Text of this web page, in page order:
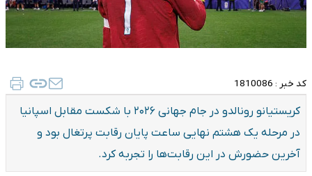
کد خبر : 1810086
کریستیانو رونالدو در جام جهانی ۲۰۲۶ با شکست مقابل اسپانیا
در مرحله یک هشتم نهایی ساعت پایان رقابت پرتغال بود و
آخرین حضورش در این رقابت‌ها را تجربه کرد.